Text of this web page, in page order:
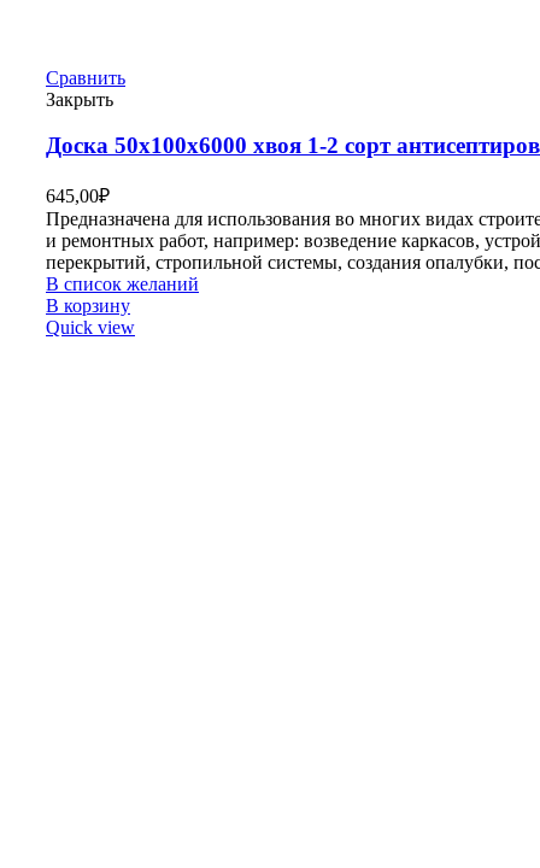
Сравнить
Закрыть
Доска 50х100х6000 хвоя 1-2 сорт
645,00₽
Предназначена для использования во многих видах
и ремонтных работ, например: возведение каркасов,
перекрытий, стропильной системы, создания опалубки,
В список желаний
В корзину
Quick view